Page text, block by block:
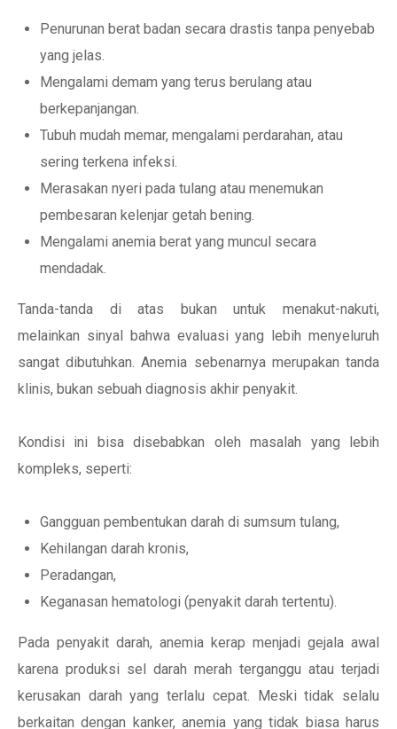
Penurunan berat badan secara drastis tanpa penyebab
yang jelas.
Mengalami demam yang terus berulang atau
berkepanjangan.
Tubuh mudah memar, mengalami perdarahan, atau
sering terkena infeksi.
Merasakan nyeri pada tulang atau menemukan
pembesaran kelenjar getah bening.
Mengalami anemia berat yang muncul secara
mendadak.
Tanda-tanda di atas bukan untuk menakut-nakuti,
melainkan sinyal bahwa evaluasi yang lebih menyeluruh
sangat dibutuhkan. Anemia sebenarnya merupakan tanda
klinis, bukan sebuah diagnosis akhir penyakit.
Kondisi ini bisa disebabkan oleh masalah yang lebih
kompleks, seperti:
Gangguan pembentukan darah di sumsum tulang,
Kehilangan darah kronis,
Peradangan,
Keganasan hematologi (penyakit darah tertentu).
Pada penyakit darah, anemia kerap menjadi gejala awal
karena produksi sel darah merah terganggu atau terjadi
kerusakan darah yang terlalu cepat. Meski tidak selalu
berkaitan dengan kanker, anemia yang tidak biasa harus